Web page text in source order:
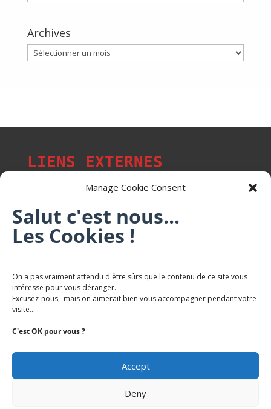
Manage Cookie Consent
Salut c'est nous...
Les Cookies !
On a pas vraiment attendu d'être sûrs que le contenu de ce site vous
intéresse pour vous déranger.
Excusez-nous, mais on aimerait bien vous accompagner pendant votre
visite...
C'est OK pour vous ?
Accept
Deny
Archives
Archives
LIENS EXTERNES
Les p'tits citoyens de Mont-Saint-Martin
Trail Saintmartinois Daniel FEITE
Karaté Mont Saint Martin